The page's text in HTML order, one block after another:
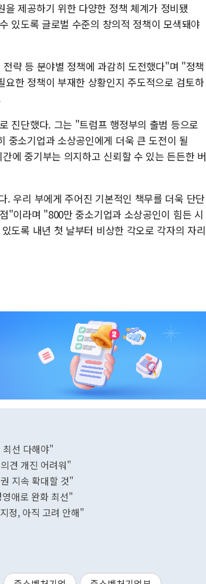
제공하기 위한 다양한 정책 체계가 정비됐
있도록 글로벌 수준의 창의적 정책이 모색돼야
략 등 분야별 정책에 과감히 도전했다"며 "정책
한 정책이 부재한 상황인지 주도적으로 검토하
진단했다. 그는 "트럼프 행정부의 출범 등으로
중소기업과 소상공인에게 더욱 큰 도전이 될
에 중기부는 의지하고 신뢰할 수 있는 든든한 버
. 우리 부에게 주어진 기본적인 책무를 더욱 단단
"이라며 "800만 중소기업과 소상공인이 힘든 시
도록 내년 첫 날부터 비상한 각오로 각자의 자리
최선 다해야"
견 개진 어려워"
지속 확대할 것"
애로 완화 최선"
정, 아직 고려 안해"